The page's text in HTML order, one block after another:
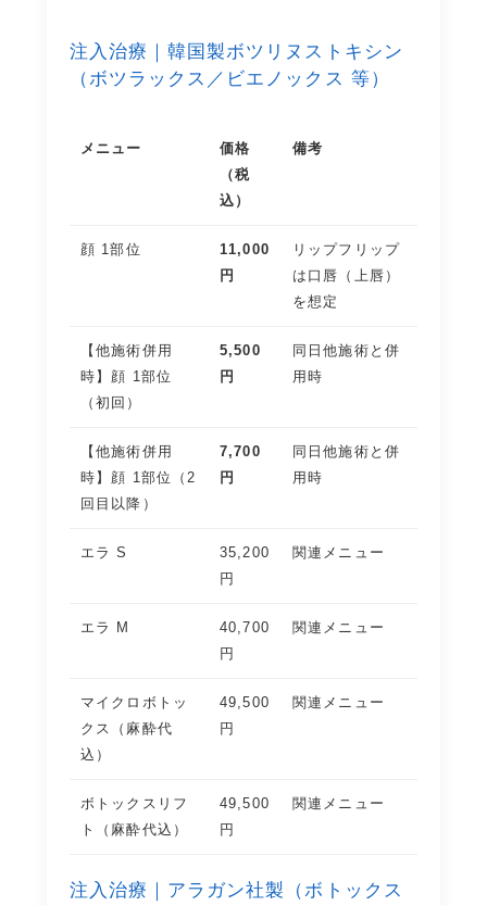
注入治療｜韓国製ボツリヌストキシン
（ボツラックス／ビエノックス 等）
メニュー
価格
（税
込）
備考
顔 1部位
11,000
円
リップフリップ
は口唇（上唇）
を想定
【他施術併用
時】顔 1部位
（初回）
5,500
円
同日他施術と併
用時
【他施術併用
時】顔 1部位（2
回目以降）
7,700
円
同日他施術と併
用時
エラ S
35,200
円
関連メニュー
エラ M
40,700
円
関連メニュー
マイクロボトッ
クス（麻酔代
込）
49,500
円
関連メニュー
ボトックスリフ
ト（麻酔代込）
49,500
円
関連メニュー
注入治療｜アラガン社製（ボトックス